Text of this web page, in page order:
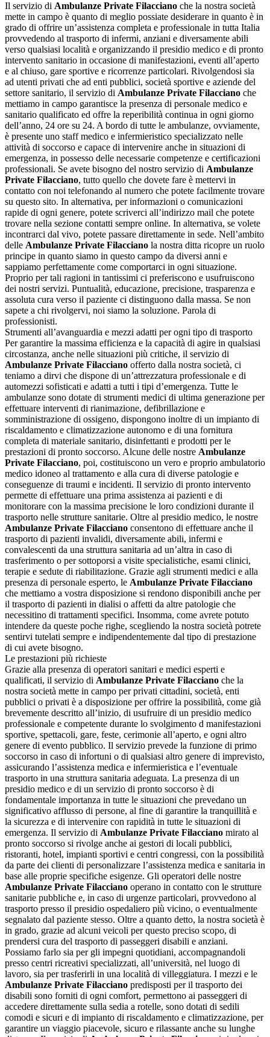
Il servizio di Ambulanze Private Filacciano che la nostra società
mette in campo è quanto di meglio possiate desiderare in quanto è in
grado di offrire un’assistenza completa e professionale in tutta Italia
provvedendo al trasporto di infermi, anziani e diversamente abili
verso qualsiasi località e organizzando il presidio medico e di pronto
intervento sanitario in occasione di manifestazioni, eventi all’aperto
e al chiuso, gare sportive e ricorrenze particolari. Rivolgendosi sia
ad utenti privati che ad enti pubblici, società sportive e aziende del
settore sanitario, il servizio di Ambulanze Private Filacciano che
mettiamo in campo garantisce la presenza di personale medico e
sanitario qualificato ed offre la reperibilità continua in ogni giorno
dell’anno, 24 ore su 24. A bordo di tutte le ambulanze, ovviamente,
è presente uno staff medico e infermieristico specializzato nelle
attività di soccorso e capace di intervenire anche in situazioni di
emergenza, in possesso delle necessarie competenze e certificazioni
professionali. Se avete bisogno del nostro servizio di Ambulanze
Private Filacciano, tutto quello che dovete fare è mettervi in
contatto con noi telefonando al numero che potete facilmente trovare
su questo sito. In alternativa, per informazioni o comunicazioni
rapide di ogni genere, potete scriverci all’indirizzo mail che potete
trovare nella sezione contatti sempre online. In alternativa, se volete
incontrarci dal vivo, potete passare direttamente in sede. Nell’ambito
delle Ambulanze Private Filacciano la nostra ditta ricopre un ruolo
principe in quanto siamo in questo campo da diversi anni e
sappiamo perfettamente come comportarci in ogni situazione.
Proprio per tali ragioni in tantissimi ci preferiscono e usufruiscono
dei nostri servizi. Puntualità, educazione, precisione, trasparenza e
assoluta cura verso il paziente ci distinguono dalla massa. Se non
sapete a chi rivolgervi, noi siamo la soluzione. Parola di
professionisti.
Strumenti all’avanguardia e mezzi adatti per ogni tipo di trasporto
Per garantire la massima efficienza e la capacità di agire in qualsiasi
circostanza, anche nelle situazioni più critiche, il servizio di
Ambulanze Private Filacciano offerto dalla nostra società, ci
teniamo a dirvi che dispone di un’attrezzatura professionale e di
automezzi sofisticati e adatti a tutti i tipi d’emergenza. Tutte le
ambulanze sono dotate di strumenti medici di ultima generazione per
effettuare interventi di rianimazione, defibrillazione e
somministrazione di ossigeno, dispongono inoltre di un impianto di
riscaldamento e climatizzazione autonomo e di una fornitura
completa di materiale sanitario, disinfettanti e prodotti per le
prestazioni di pronto soccorso. Alcune delle nostre Ambulanze
Private Filacciano, poi, costituiscono un vero e proprio ambulatorio
medico idoneo al trattamento e alla cura di diverse patologie e
conseguenze di traumi e incidenti. Il servizio di pronto intervento
permette di effettuare una prima assistenza ai pazienti e di
monitorare con la massima precisione le loro condizioni durante il
trasporto nelle strutture sanitarie. Oltre al presidio medico, le nostre
Ambulanze Private Filacciano consentono di effettuare anche il
trasporto di pazienti invalidi, diversamente abili, infermi e
convalescenti da una struttura sanitaria ad un’altra in caso di
trasferimento o per sottoporsi a visite specialistiche, esami clinici,
terapie e sedute di riabilitazione. Grazie agli strumenti medici e alla
presenza di personale esperto, le Ambulanze Private Filacciano
che mettiamo a vostra disposizione si rendono disponibili anche per
il trasporto di pazienti in dialisi o affetti da altre patologie che
necessitino di trattamenti specifici. Insomma, come avrete potuto
intendere da queste poche righe, scegliendo la nostra società potrete
sentirvi tutelati sempre e indipendentemente dal tipo di prestazione
di cui avete bisogno.
Le prestazioni più richieste
Grazie alla presenza di operatori sanitari e medici esperti e
qualificati, il servizio di Ambulanze Private Filacciano che la
nostra società mette in campo per privati cittadini, società, enti
pubblici o privati è a disposizione per offrire la possibilità, come già
brevemente descritto all’inizio, di usufruire di un presidio medico
professionale e competente durante lo svolgimento d manifestazioni
sportive, spettacoli, gare, feste, cerimonie all’aperto, e ogni altro
genere di evento pubblico. Il servizio prevede la funzione di primo
soccorso in caso di infortuni o di qualsiasi altro genere di imprevisto,
assicurando l’assistenza medica e infermieristica e l’eventuale
trasporto in una struttura sanitaria adeguata. La presenza di un
presidio medico e di un servizio di pronto soccorso è di
fondamentale importanza in tutte le situazioni che prevedano un
significativo afflusso di persone, al fine di garantire la tranquillità e
la sicurezza e di intervenire con rapidità in tutte le situazioni di
emergenza. Il servizio di Ambulanze Private Filacciano mirato al
pronto soccorso si rivolge anche ai gestori di locali pubblici,
ristoranti, hotel, impianti sportivi e centri congressi, con la possibilità
da parte dei clienti di personalizzare l’assistenza medica e sanitaria in
base alle proprie specifiche esigenze. Gli operatori delle nostre
Ambulanze Private Filacciano operano in contatto con le strutture
sanitarie pubbliche e, in caso di urgenze particolari, provvedono al
trasporto presso il presidio ospedaliero più vicino, o eventualmente
segnalato dal paziente stesso. Oltre a quanto detto, la nostra società è
in grado, grazie ad alcuni veicoli per questo preciso scopo, di
prendersi cura del trasporto di passeggeri disabili e anziani.
Possiamo farlo sia per gli impegni quotidiani, accompagnandoli
presso centri ricreativi specializzati, all’università, nel luogo di
lavoro, sia per trasferirli in una località di villeggiatura. I mezzi e le
Ambulanze Private Filacciano predisposti per il trasporto dei
disabili sono forniti di ogni comfort, permettono ai passeggeri di
accedere direttamente sulla sedia a rotelle, sono dotati di sedili
comodi e sicuri e di impianto di riscaldamento e climatizzazione, per
garantire un viaggio piacevole, sicuro e rilassante anche su lunghe